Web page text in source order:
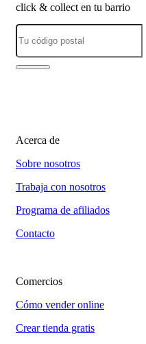
click & collect en tu barrio
Acerca de
Sobre nosotros
Trabaja con nosotros
Programa de afiliados
Contacto
Comercios
Cómo vender online
Crear tienda gratis